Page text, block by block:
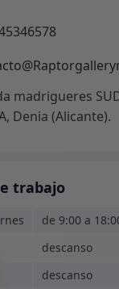
madrigueres
Denia (Alicante).
trabajo
de 9:00 a
descanso
descanso